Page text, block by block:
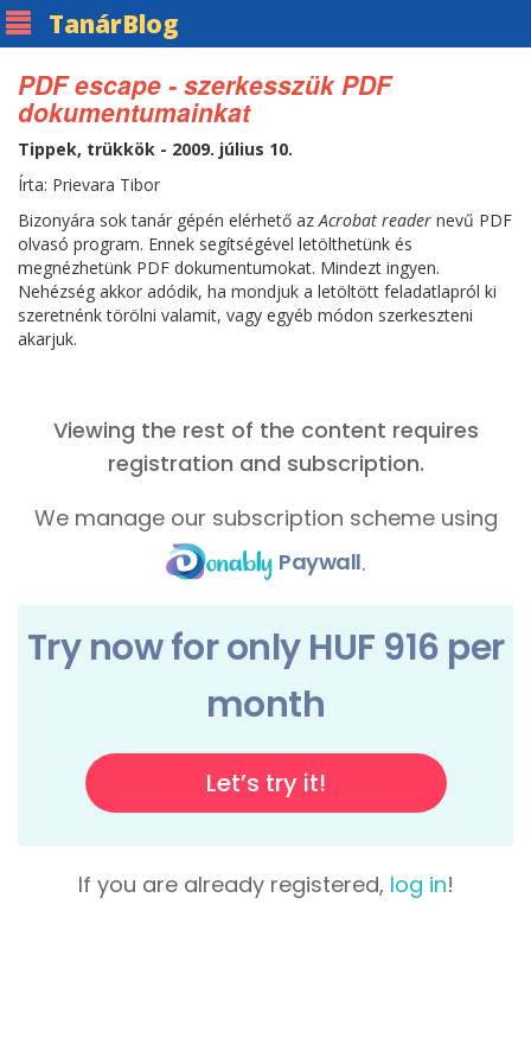
TanárBlog
PDF escape - szerkesszük PDF
dokumentumainkat
Tippek, trükkök - 2009. július 10.
Írta: Prievara Tibor
Bizonyára sok tanár gépén elérhető azAcrobat reader nevű PDF
olvasó program. Ennek segítségével letölthetünk és
megnézhetünk PDF dokumentumokat. Mindezt ingyen.
Nehézség akkor adódik, ha mondjuk a letöltött feladatlapról ki
szeretnénk törölni valamit, vagy egyéb módon szerkeszteni
akarjuk.